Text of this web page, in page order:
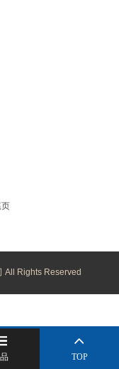
页
All Rights Reserved
TOP